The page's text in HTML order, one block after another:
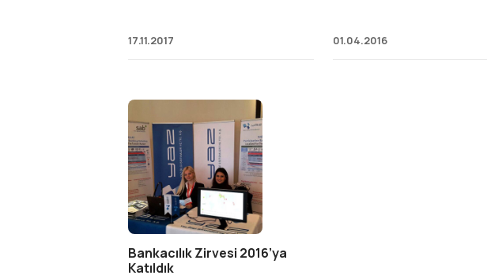
17.11.2017 01.04.2016
Bankacılık Zirvesi 2016’ya
Katıldık